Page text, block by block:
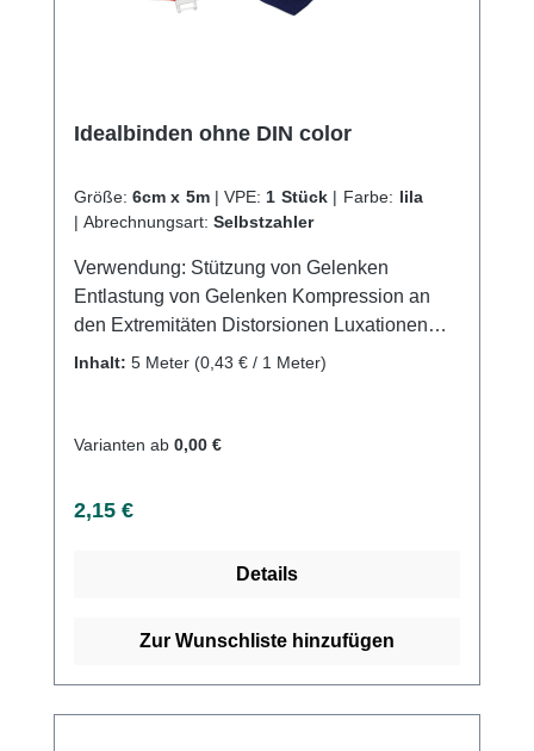
Idealbinden ohne DIN color
Größe: 6cm x 5m | VPE: 1 Stück | Farbe: lila
| Abrechnungsart: Selbstzahler
Verwendung: Stützung von Gelenken
Entlastung von Gelenken Kompression an
den Extremitäten Distorsionen Luxationen
Sportverletzungen Produktqualität:
Bindenhaftung durch hohen Baumwollanteil
60°CKaufen Sie jetzt Idealbinden ohne DIN
unserem schnellen Versand und unserem
Inhalt: 5 Meter (0,43 € / 1 Meter)
Varianten ab 0,00 €
Regulärer Preis:
2,15 €
Details
Zur Wunschliste hinzufügen